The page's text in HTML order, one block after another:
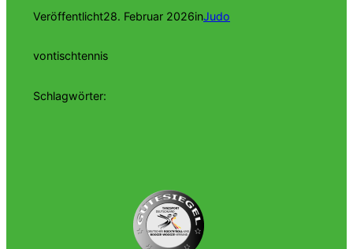
Veröffentlicht28. Februar 2026inJudo
vontischtennis
Schlagwörter: